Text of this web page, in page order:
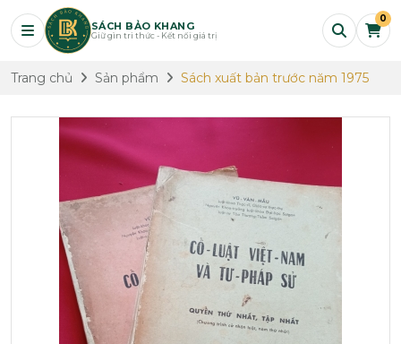
SÁCH BẢO KHANG
Giữ gìn tri thức - Kết nối giá trị
0
Trang chủ Sản phẩm Sách xuất bản trước năm 1975